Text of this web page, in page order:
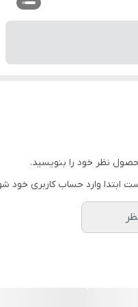
نظر خود را بنویسید.
ابتدا وارد حساب کاربری خود